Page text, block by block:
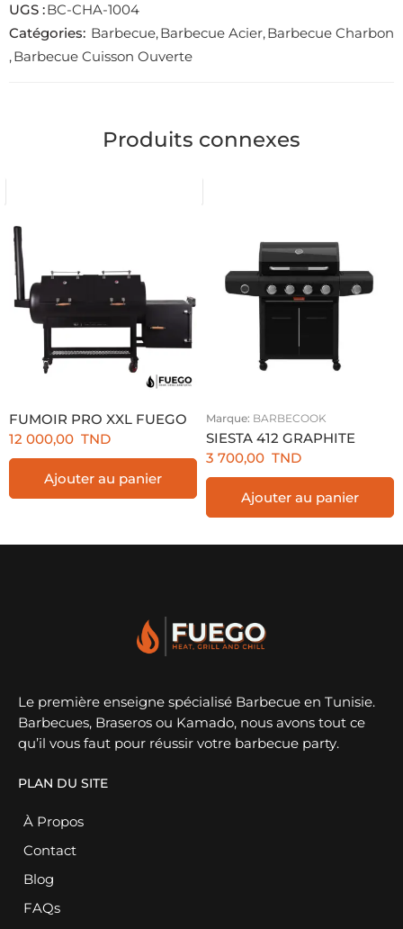
UGS :BC-CHA-1004
Catégories: Barbecue,Barbecue Acier,Barbecue Charbon
,Barbecue Cuisson Ouverte
Produits connexes
FUMOIR PRO XXL FUEGO
12 000,00 TND
Ajouter au panier
Marque: BARBECOOK
SIESTA 412 GRAPHITE
3 700,00 TND
Ajouter au panier
Le première enseigne spécialisé Barbecue en Tunisie.
Barbecues, Braseros ou Kamado, nous avons tout ce
qu’il vous faut pour réussir votre barbecue party.
PLAN DU SITE
À Propos
Contact
Blog
FAQs